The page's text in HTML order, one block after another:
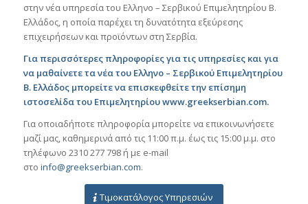
στην νέα υπηρεσία του Ελληνο – Σερβικού Επιμελητηρίου Β.
Ελλάδος, η οποία παρέχει τη δυνατότητα εξεύρεσης
επιχειρήσεων και προϊόντων στη Σερβία.
Για περισσότερες πληροφορίες για τις υπηρεσίες και για
να μαθαίνετε τα νέα του Ελληνο – Σερβικού Επιμελητηρίου
Β. Ελλάδος μπορείτε να επισκεφθείτε την επίσημη
ιστοσελίδα του Επιμελητηρίουwww.greekserbian.com.
Για οποιαδήποτε πληροφορία μπορείτε να επικοινωνήσετε
μαζί μας, καθημερινά από τις 11:00 π.μ. έως τις 15:00 μ.μ. στο
τηλέφωνο 2310 277 798 ή με e-mail
στο info@greekserbian.com.
Τιμοκατάλογος Υπηρεσιών